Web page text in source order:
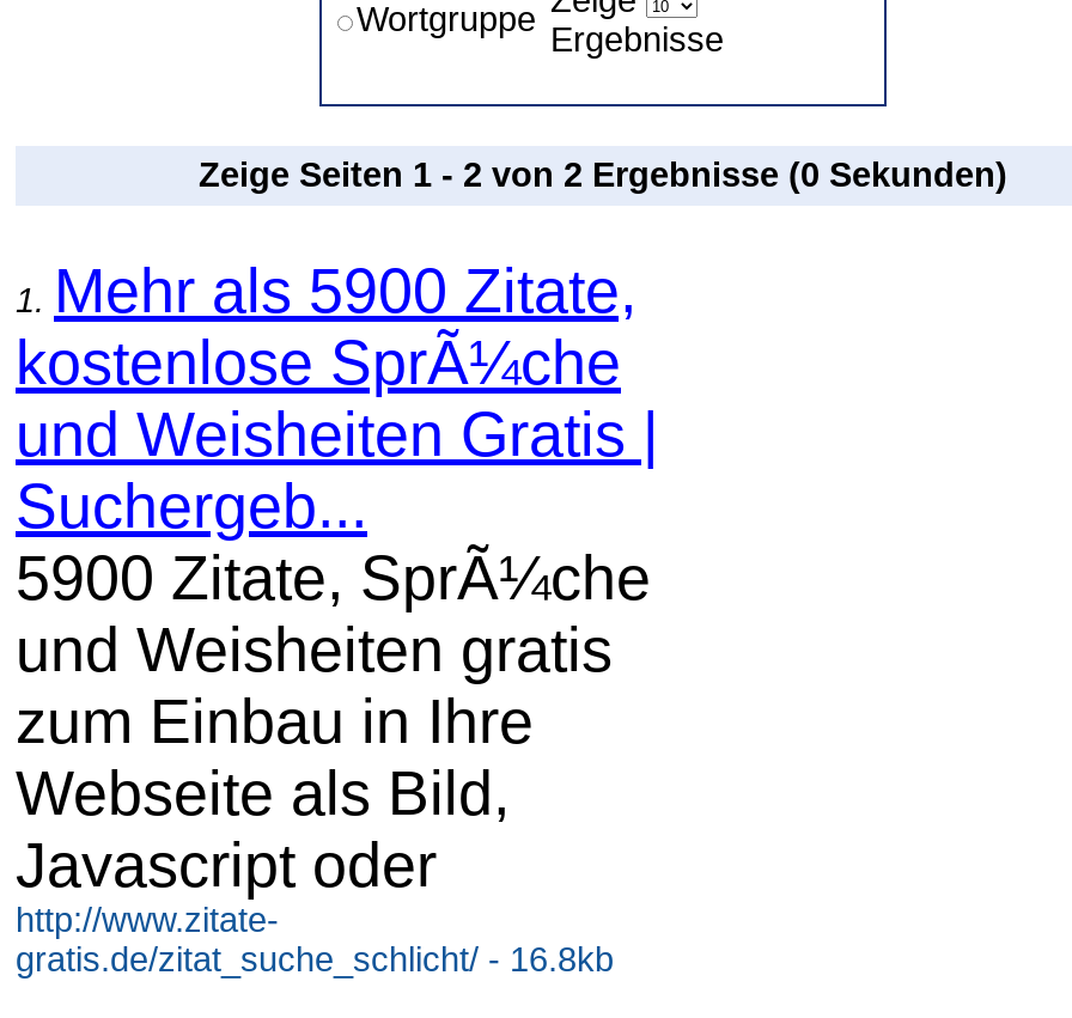
Wortgruppe
Ergebnisse
Zeige Seiten 1 - 2 von 2 Ergebnisse (0 Sekunden)
1. Mehr als 5900 Zitate,
kostenlose SprÃ¼che
und Weisheiten Gratis |
Suchergeb...
5900 Zitate, SprÃ¼che
und Weisheiten gratis
zum Einbau in Ihre
Webseite als Bild,
Javascript oder
http://www.zitate-
gratis.de/zitat_suche_schlicht/ - 16.8kb